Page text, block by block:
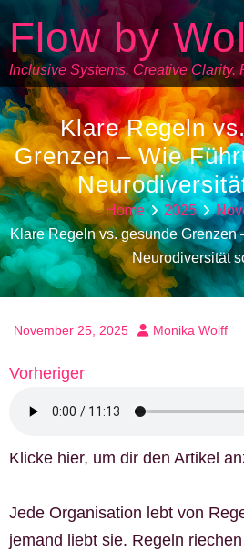
Flow by
Inclusive Systems. Creative Clarity.
Klare Regeln
Grenzen – Wie
Home 2025
Klare Regeln vs. gesunde Grenzen
Neurodiversität
November 25, 2025 Monika Wolff
Vorheriger
Klicke hier, um dir den Artikel
Jede Organisation lebt von
jemand liebt sie. Regeln